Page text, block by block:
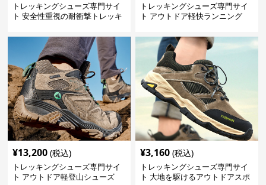
トレッキングシューズ専門サイ
ト 安全性重視の耐衝撃トレッキ
トレッキングシューズ専門サイ
ト アウトドア軽快ランニング
¥13,200 (税込)
トレッキングシューズ専門サイ
ト アウトドア軽登山シューズ
¥3,160 (税込)
トレッキングシューズ専門サイ
ト 大地を駆けるアウトドアスポ